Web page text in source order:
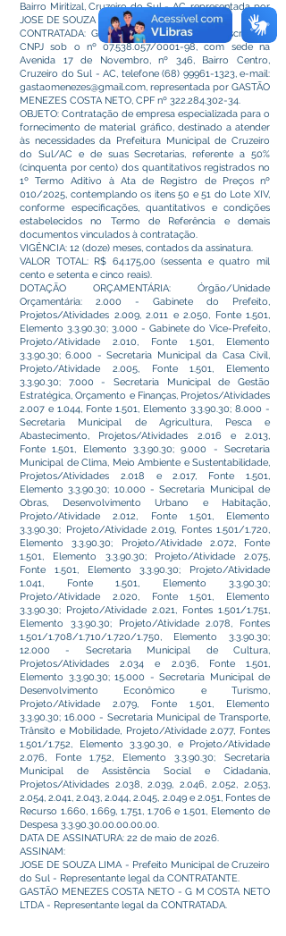
Bairro Miritizal, Cruzeiro do Sul - AC, representada por
JOSE DE SOUZA LIMA, Prefeito Municipal.
CONTRATADA: G M COSTA NETO LTDA, inscrita no
CNPJ sob o nº07.538.057/0001-98, com sede na
Avenida 17 de Novembro, nº 346, Bairro Centro,
Cruzeiro do Sul - AC, telefone (68) 99961-1323, e-mail:
gastaomenezes@gmail.com, representada por GASTÃO
MENEZES COSTA NETO, CPF nº 322.284.302-34.
OBJETO: Contratação de empresa especializada para o
fornecimento de material gráfico, destinado a atender
às necessidades da Prefeitura Municipal de Cruzeiro
do Sul/AC e de suas Secretarias, referente a 50%
(cinquenta por cento) dos quantitativos registrados no
1º Termo Aditivo à Ata de Registro de Preços nº
010/2025, contemplando os itens 50 e 51 do Lote XIV,
conforme especificações, quantitativos e condições
estabelecidos no Termo de Referência e demais
documentos vinculados à contratação.
VIGÊNCIA: 12 (doze) meses, contados da assinatura.
VALOR TOTAL: R$ 64.175,00 (sessenta e quatro mil
cento e setenta e cinco reais).
DOTAÇÃO ORÇAMENTÁRIA: Órgão/Unidade
Orçamentária: 2.000 - Gabinete do Prefeito,
Projetos/Atividades 2.009, 2.011 e 2.050, Fonte 1.501,
Elemento 3.3.90.30; 3.000 - Gabinete do Vice-Prefeito,
Projeto/Atividade 2.010, Fonte 1.501, Elemento
3.3.90.30; 6.000 - Secretaria Municipal da Casa Civil,
Projeto/Atividade 2.005, Fonte 1.501, Elemento
3.3.90.30; 7.000 - Secretaria Municipal de Gestão
Estratégica, Orçamento e Finanças, Projetos/Atividades
2.007 e 1.044, Fonte 1.501, Elemento 3.3.90.30; 8.000 -
Secretaria Municipal de Agricultura, Pesca e
Abastecimento, Projetos/Atividades 2.016 e 2.013,
Fonte 1.501, Elemento 3.3.90.30; 9.000 - Secretaria
Municipal de Clima, Meio Ambiente e Sustentabilidade,
Projetos/Atividades 2.018 e 2.017, Fonte 1.501,
Elemento 3.3.90.30; 10.000 - Secretaria Municipal de
Obras, Desenvolvimento Urbano e Habitação,
Projeto/Atividade 2.012, Fonte 1.501, Elemento
3.3.90.30; Projeto/Atividade 2.019, Fontes 1.501/1.720,
Elemento 3.3.90.30; Projeto/Atividade 2.072, Fonte
1.501, Elemento 3.3.90.30; Projeto/Atividade 2.075,
Fonte 1.501, Elemento 3.3.90.30; Projeto/Atividade
1.041, Fonte 1.501, Elemento 3.3.90.30;
Projeto/Atividade 2.020, Fonte 1.501, Elemento
3.3.90.30; Projeto/Atividade 2.021, Fontes 1.501/1.751,
Elemento 3.3.90.30; Projeto/Atividade 2.078, Fontes
1.501/1.708/1.710/1.720/1.750, Elemento 3.3.90.30;
12.000 - Secretaria Municipal de Cultura,
Projetos/Atividades 2.034 e 2.036, Fonte 1.501,
Elemento 3.3.90.30; 15.000 - Secretaria Municipal de
Desenvolvimento Econômico e Turismo,
Projeto/Atividade 2.079, Fonte 1.501, Elemento
3.3.90.30; 16.000 - Secretaria Municipal de Transporte,
Trânsito e Mobilidade, Projeto/Atividade 2.077, Fontes
1.501/1.752, Elemento 3.3.90.30, e Projeto/Atividade
2.076, Fonte 1.752, Elemento 3.3.90.30; Secretaria
Municipal de Assistência Social e Cidadania,
Projetos/Atividades 2.038, 2.039, 2.046, 2.052, 2.053,
2.054, 2.041, 2.043, 2.044, 2.045, 2.049 e 2.051, Fontes de
Recurso 1.660, 1.669, 1.751, 1.706 e 1.501, Elemento de
Despesa 3.3.90.30.00.00.00.00.
DATA DE ASSINATURA: 22 de maio de 2026.
ASSINAM:
JOSE DE SOUZA LIMA - Prefeito Municipal de Cruzeiro
do Sul - Representante legal da CONTRATANTE.
GASTÃO MENEZES COSTA NETO - G M COSTA NETO
LTDA - Representante legal da CONTRATADA.